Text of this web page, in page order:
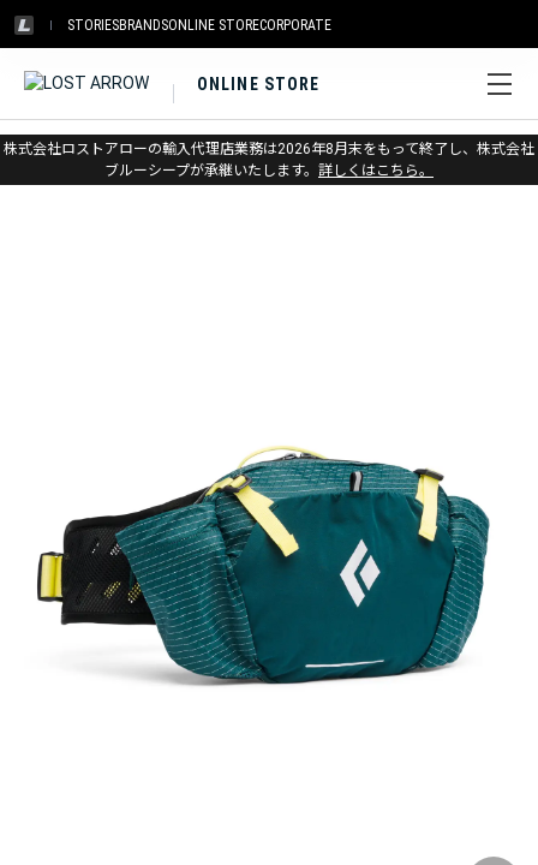
STORIESBRANDSONLINE STORECORPORATE
ONLINE STORE
株式会社ロストアローの輸入代理店業務は2026年8月末をもって終了し、株式会社
ブルーシープが承継いたします。 詳しくはこちら。
ホーム > ブラックダイヤモンド > バックパック & バッグ
トレラン・ファストパッキング